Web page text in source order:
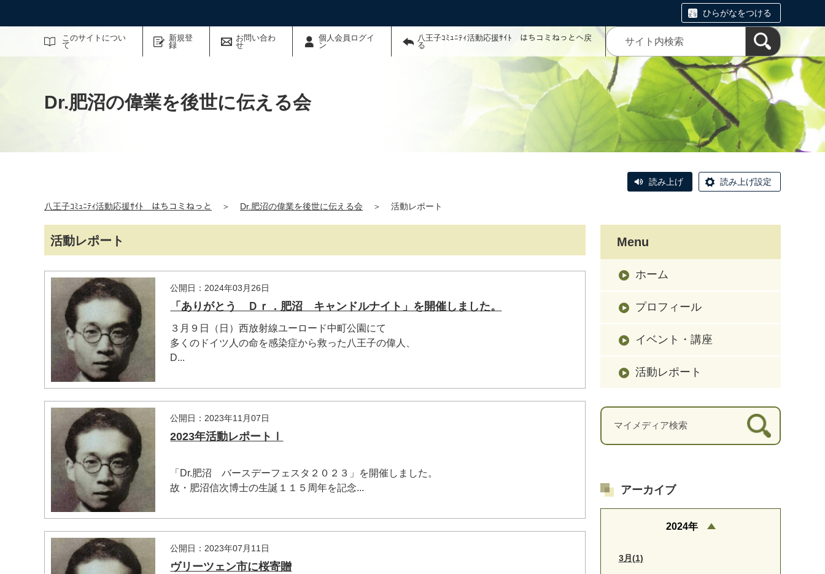
ひらがなをつける
このサイトについ
て
新規登
録
お問い合わ
せ
個人会員ログイ
ン
八王子ｺﾐｭﾆﾃｨ活動応援ｻｲﾄ はちコミねっとへ戻
る
サイト内検索
Dr.肥沼の偉業を後世に伝える会
読み上げ 読み上げ設定
八王子ｺﾐｭﾆﾃｨ活動応援ｻｲﾄ はちコミねっと ＞ Dr.肥沼の偉業を後世に伝える会 ＞ 活動レポート
活動レポート
公開日：2024年03月26日
「ありがとう Ｄｒ．肥沼 キャンドルナイト」を開催しました。
３月９日（日）西放射線ユーロード中町公園にて
多くのドイツ人の命を感染症から救った八王子の偉人、
D...
公開日：2023年11月07日
2023年活動レポートⅠ
「Dr.肥沼 バースデーフェスタ２０２３」を開催しました。
故・肥沼信次博士の生誕１１５周年を記念...
公開日：2023年07月11日
ヴリーツェン市に桜寄贈
Menu
ホーム
プロフィール
イベント・講座
活動レポート
アーカイブ
2024年
3月(1)